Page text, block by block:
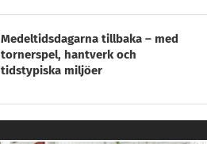
Medeltidsdagarna tillbaka – med
tornerspel, hantverk och
tidstypiska miljöer